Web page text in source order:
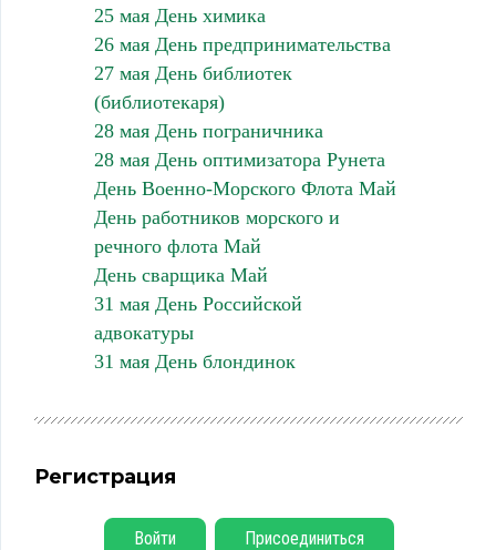
25 мая День химика
26 мая День предпринимательства
27 мая День библиотек
(библиотекаря)
28 мая День пограничника
28 мая День оптимизатора Рунета
День Военно-Морского Флота Май
День работников морского и
речного флота Май
День сварщика Май
31 мая День Российской
адвокатуры
31 мая День блондинок
Регистрация
Войти Присоединиться